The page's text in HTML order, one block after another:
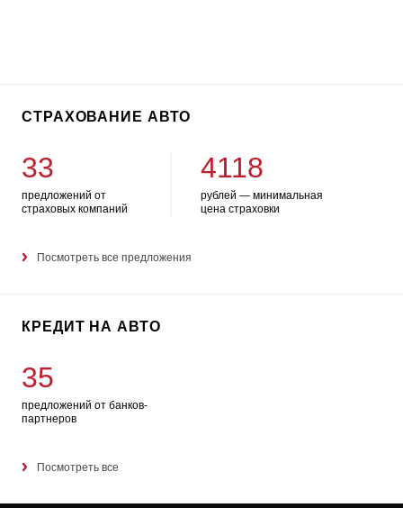
СТРАХОВАНИЕ АВТО
33
предложений от
страховых компаний
4118
рублей — минимальная
цена страховки
Посмотреть все предложения
КРЕДИТ НА АВТО
35
предложений от банков-
партнеров
Посмотреть все